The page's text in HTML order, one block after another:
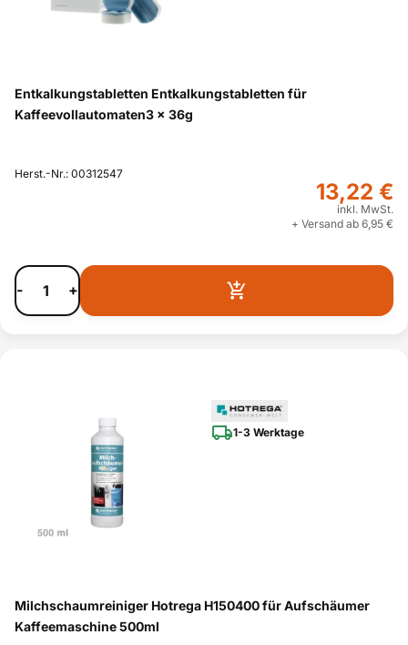
Entkalkungstabletten Entkalkungstabletten für
Kaffeevollautomaten3 x 36g
Herst.-Nr.: 00312547
13,22 €
inkl. MwSt.
+ Versand ab 6,95 €
- +
1-3 Werktage
Milchschaumreiniger Hotrega H150400 für Aufschäumer
Kaffeemaschine 500ml